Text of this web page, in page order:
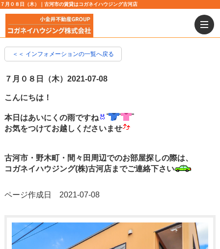
７月０８日（木）｜古河市の賃貸はコガネイハウジング古河店
＜＜ インフォメーションの一覧へ戻る
７月０８日（木） 2021-07-08
こんにちは！
本日はあいにくの雨ですね
お気をつけてお越しくださいませ
古河市・野木町・間々田周辺でのお部屋探しの際は、
コガネイハウジング(株)古河店までご連絡下さい
ページ作成日 2021-07-08